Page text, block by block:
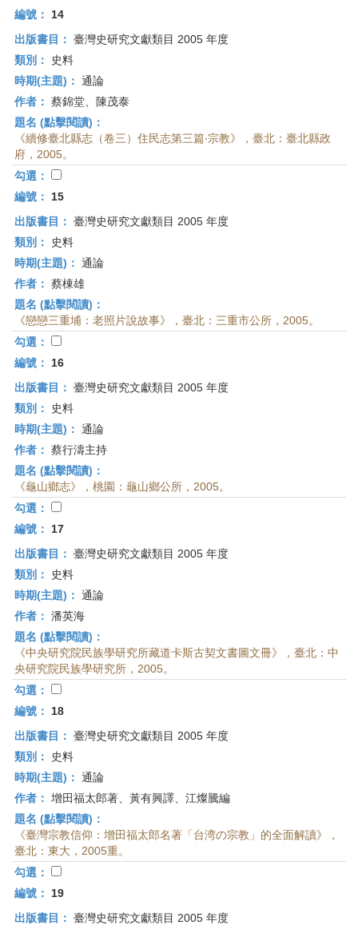
編號：
14
出版書目： 臺灣史研究文獻類目 2005 年度
類別：
史料
時期(主題)： 通論
作者： 蔡錦堂、陳茂泰
題名 (點擊閱讀)：
《續修臺北縣志（卷三）住民志第三篇‧宗教》，臺北：臺北縣政
府，2005。
勾選：
編號：
15
出版書目： 臺灣史研究文獻類目 2005 年度
類別：
史料
時期(主題)： 通論
作者： 蔡棟雄
題名 (點擊閱讀)：
《戀戀三重埔：老照片說故事》，臺北：三重市公所，2005。
勾選：
編號：
16
出版書目： 臺灣史研究文獻類目 2005 年度
類別：
史料
時期(主題)： 通論
作者： 蔡行濤主持
題名 (點擊閱讀)：
《龜山鄉志》，桃園：龜山鄉公所，2005。
勾選：
編號：
17
出版書目： 臺灣史研究文獻類目 2005 年度
類別：
史料
時期(主題)： 通論
作者： 潘英海
題名 (點擊閱讀)：
《中央研究院民族學研究所藏道卡斯古契文書圖文冊》，臺北：中
央研究院民族學研究所，2005。
勾選：
編號：
18
出版書目： 臺灣史研究文獻類目 2005 年度
類別：
史料
時期(主題)： 通論
作者： 增田福太郎著、黃有興譯、江燦騰編
題名 (點擊閱讀)：
《臺灣宗教信仰：增田福太郎名著「台湾の宗教」的全面解讀》，
臺北：東大，2005重。
勾選：
編號：
19
出版書目： 臺灣史研究文獻類目 2005 年度